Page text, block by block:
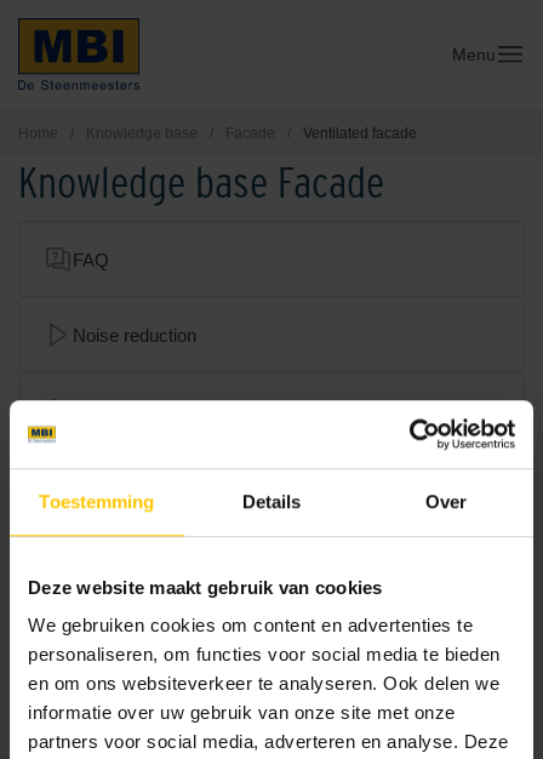
Toestemming Details Over
Deze website maakt gebruik van cookies
We gebruiken cookies om content en advertenties te
personaliseren, om functies voor social media te bieden
en om ons websiteverkeer te analyseren. Ook delen we
informatie over uw gebruik van onze site met onze
partners voor social media, adverteren en analyse. Deze
Menu
Home / Knowledge base / Facade / Ventilated facade
Knowledge base Facade
FAQ
Noise reduction
Maintenance
Renovation